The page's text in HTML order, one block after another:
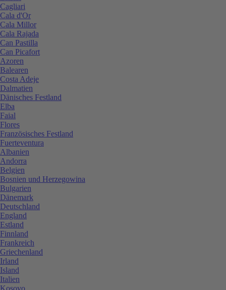
Cagliari
Cala d'Or
Cala Millor
Cala Rajada
Can Pastilla
Can Picafort
Azoren
Balearen
Costa Adeje
Dalmatien
Dänisches Festland
Elba
Faial
Flores
Französisches Festland
Fuerteventura
Albanien
Andorra
Belgien
Bosnien und Herzegowina
Bulgarien
Dänemark
Deutschland
England
Estland
Finnland
Frankreich
Griechenland
Irland
Island
Italien
Kosovo